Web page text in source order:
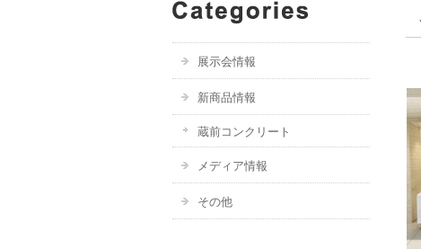
展示会情報
新商品情報
蔵前コンクリート
メディア情報
その他